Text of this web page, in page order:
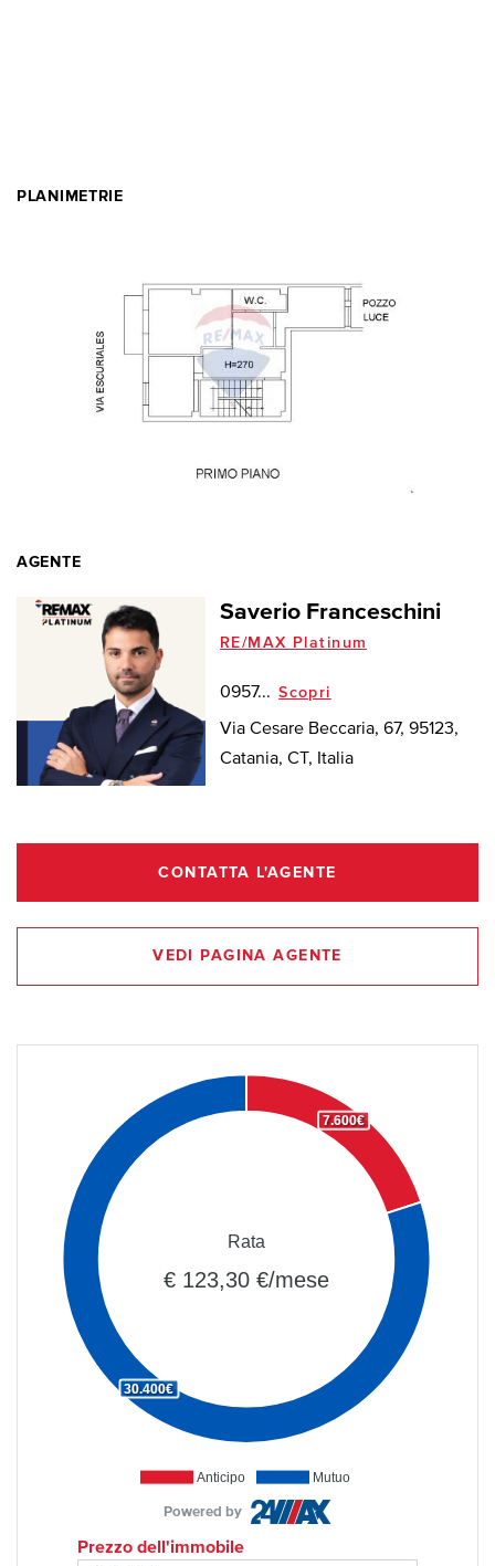
PLANIMETRIE
AGENTE
Saverio Franceschini
RE/MAX Platinum
0957... Scopri
Via Cesare Beccaria, 67, 95123,
Catania, CT, Italia
CONTATTA L'AGENTE
VEDI PAGINA AGENTE
Anticipo Mutuo
7.600€
30.400€
Rata
€ 123,30 €/mese
Powered by
Prezzo dell'immobile